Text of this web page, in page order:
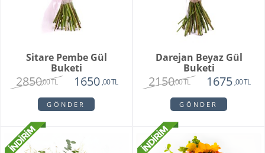
Sitare Pembe Gül
Buketi
2850,00 TL 1650 ,00 TL
GÖNDER
Darejan Beyaz Gül
Buketi
2150,00 TL 1675 ,00 TL
GÖNDER